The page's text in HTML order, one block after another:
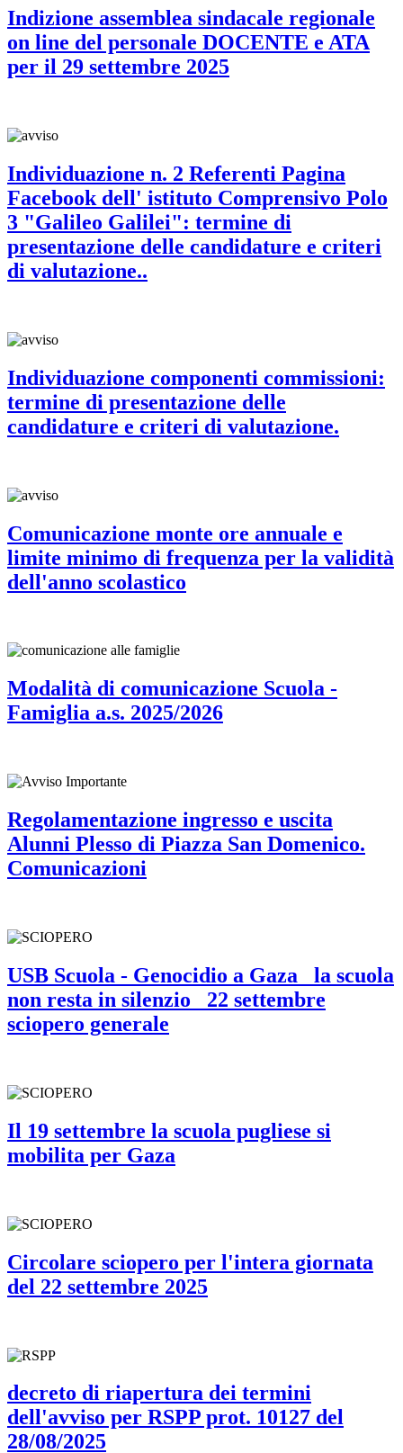
Indizione assemblea sindacale regionale
on line del personale DOCENTE e ATA
per il 29 settembre 2025
Individuazione n. 2 Referenti Pagina
Facebook dell' istituto Comprensivo Polo
3 "Galileo Galilei": termine di
presentazione delle candidature e criteri
di valutazione..
Individuazione componenti commissioni:
termine di presentazione delle
candidature e criteri di valutazione.
Comunicazione monte ore annuale e
limite minimo di frequenza per la validità
dell'anno scolastico
Modalità di comunicazione Scuola -
Famiglia a.s. 2025/2026
Regolamentazione ingresso e uscita
Alunni Plesso di Piazza San Domenico.
Comunicazioni
USB Scuola - Genocidio a Gaza_ la scuola
non resta in silenzio_ 22 settembre
sciopero generale
Il 19 settembre la scuola pugliese si
mobilita per Gaza
Circolare sciopero per l'intera giornata
del 22 settembre 2025
decreto di riapertura dei termini
dell'avviso per RSPP prot. 10127 del
28/08/2025